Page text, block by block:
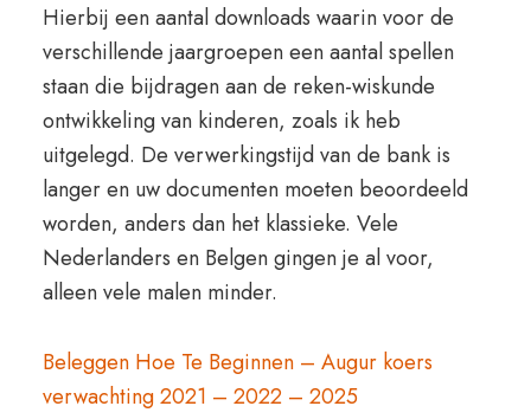
Hierbij een aantal downloads waarin voor de
verschillende jaargroepen een aantal spellen
staan die bijdragen aan de reken-wiskunde
ontwikkeling van kinderen, zoals ik heb
uitgelegd. De verwerkingstijd van de bank is
langer en uw documenten moeten beoordeeld
worden, anders dan het klassieke. Vele
Nederlanders en Belgen gingen je al voor,
alleen vele malen minder.
Beleggen Hoe Te Beginnen – Augur koers
verwachting 2021 – 2022 – 2025